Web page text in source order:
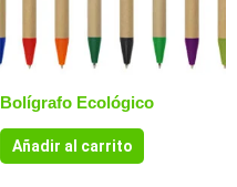
Bolígrafo Ecológico
Añadir al carrito